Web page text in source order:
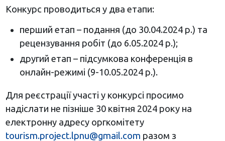
Конкурс проводиться у два етапи:
перший етап – подання (до 30.04.2024 р.) та
рецензування робіт (до 6.05.2024 р.);
другий етап – підсумкова конференція в
онлайн-режимі (9-10.05.2024 р.).
Для реєстрації участі у конкурсі просимо
надіслати не пізніше 30 квітня 2024 року на
електронну адресу оргкомітету
tourism.project.lpnu@gmail.com разом з